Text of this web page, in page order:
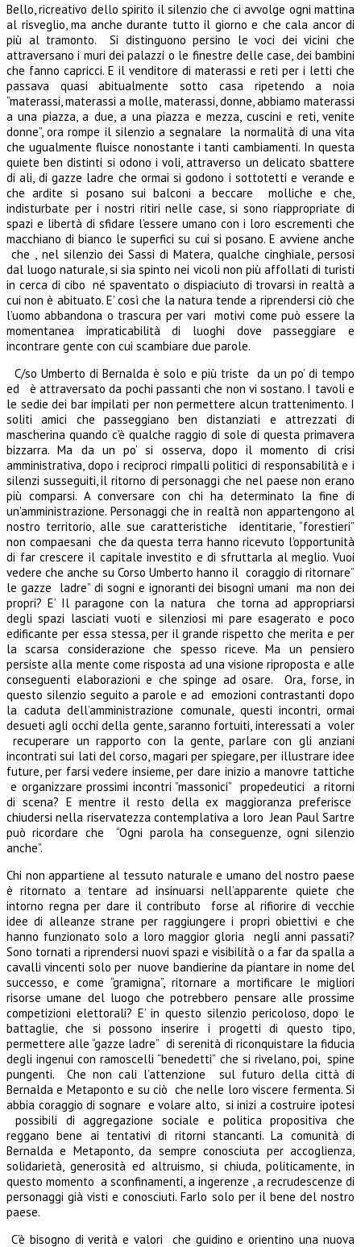
Bello, ricreativo dello spirito il silenzio che ci avvolge ogni mattina
al risveglio, ma anche durante tutto il giorno e che cala ancor di
più al tramonto. Si distinguono persino le voci dei vicini che
attraversano i muri dei palazzi o le finestre delle case, dei bambini
che fanno capricci. E il venditore di materassi e reti per i letti che
passava quasi abitualmente sotto casa ripetendo a noia
“materassi, materassi a molle, materassi, donne, abbiamo materassi
a una piazza, a due, a una piazza e mezza, cuscini e reti, venite
donne”, ora rompe il silenzio a segnalare la normalità di una vita
che ugualmente fluisce nonostante i tanti cambiamenti. In questa
quiete ben distinti si odono i voli, attraverso un delicato sbattere
di ali, di gazze ladre che ormai si godono i sottotetti e verande e
che ardite si posano sui balconi a beccare molliche e che,
indisturbate per i nostri ritiri nelle case, si sono riappropriate di
spazi e libertà di sfidare l’essere umano con i loro escrementi che
macchiano di bianco le superfici su cui si posano. E avviene anche
che , nel silenzio dei Sassi di Matera, qualche cinghiale, persosi
dal luogo naturale, si sia spinto nei vicoli non più affollati di turisti
in cerca di cibo né spaventato o dispiaciuto di trovarsi in realtà a
cui non è abituato. E’ così che la natura tende a riprendersi ciò che
l’uomo abbandona o trascura per vari motivi come può essere la
momentanea impraticabilità di luoghi dove passeggiare e
incontrare gente con cui scambiare due parole.
C/so Umberto di Bernalda è solo e più triste da un po’ di tempo
ed è attraversato da pochi passanti che non vi sostano. I tavoli e
le sedie dei bar impilati per non permettere alcun trattenimento. I
soliti amici che passeggiano ben distanziati e attrezzati di
mascherina quando c’è qualche raggio di sole di questa primavera
bizzarra. Ma da un po’ si osserva, dopo il momento di crisi
amministrativa, dopo i reciproci rimpalli politici di responsabilità e i
silenzi susseguiti, il ritorno di personaggi che nel paese non erano
più comparsi. A conversare con chi ha determinato la fine di
un’amministrazione. Personaggi che in realtà non appartengono al
nostro territorio, alle sue caratteristiche identitarie, “forestieri”
non compaesani che da questa terra hanno ricevuto l’opportunità
di far crescere il capitale investito e di sfruttarla al meglio. Vuoi
vedere che anche su Corso Umberto hanno il coraggio di ritornare”
le gazze ladre” di sogni e ignoranti dei bisogni umani ma non dei
propri? E’ Il paragone con la natura che torna ad appropriarsi
degli spazi lasciati vuoti e silenziosi mi pare esagerato e poco
edificante per essa stessa, per il grande rispetto che merita e per
la scarsa considerazione che spesso riceve. Ma un pensiero
persiste alla mente come risposta ad una visione riproposta e alle
conseguenti elaborazioni e che spinge ad osare. Ora, forse, in
questo silenzio seguito a parole e ad emozioni contrastanti dopo
la caduta dell’amministrazione comunale, questi incontri, ormai
desueti agli occhi della gente, saranno fortuiti, interessati a voler
recuperare un rapporto con la gente, parlare con gli anziani
incontrati sui lati del corso, magari per spiegare, per illustrare idee
future, per farsi vedere insieme, per dare inizio a manovre tattiche
e organizzare prossimi incontri ”massonici” propedeutici a ritorni
di scena? E mentre il resto della ex maggioranza preferisce
chiudersi nella riservatezza contemplativa a loro Jean Paul Sartre
può ricordare che “Ogni parola ha conseguenze, ogni silenzio
anche”.
Chi non appartiene al tessuto naturale e umano del nostro paese
è ritornato a tentare ad insinuarsi nell’apparente quiete che
intorno regna per dare il contributo forse al rifiorire di vecchie
idee di alleanze strane per raggiungere i propri obiettivi e che
hanno funzionato solo a loro maggior gloria negli anni passati?
Sono tornati a riprendersi nuovi spazi e visibilità o a far da spalla a
cavalli vincenti solo per nuove bandierine da piantare in nome del
successo, e come “gramigna”, ritornare a mortificare le migliori
risorse umane del luogo che potrebbero pensare alle prossime
competizioni elettorali? E’ in questo silenzio pericoloso, dopo le
battaglie, che si possono inserire i progetti di questo tipo,
permettere alle “gazze ladre” di serenità di riconquistare la fiducia
degli ingenui con ramoscelli “benedetti” che si rivelano, poi, spine
pungenti. Che non cali l’attenzione sul futuro della città di
Bernalda e Metaponto e su ciò che nelle loro viscere fermenta. Si
abbia coraggio di sognare e volare alto, si inizi a costruire ipotesi
possibili di aggregazione sociale e politica propositiva che
reggano bene ai tentativi di ritorni stancanti. La comunità di
Bernalda e Metaponto, da sempre conosciuta per accoglienza,
solidarietà, generosità ed altruismo, si chiuda, politicamente, in
questo momento a sconfinamenti, a ingerenze , a recrudescenze di
personaggi già visti e conosciuti. Farlo solo per il bene del nostro
paese.
C’è bisogno di verità e valori che guidino e orientino una nuova